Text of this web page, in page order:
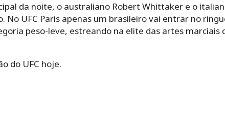
da noite, o australiano Robert Whittaker e o
No UFC Paris apenas um brasileiro vai entrar no
peso-leve, estreando na elite das artes marciais
do UFC hoje.